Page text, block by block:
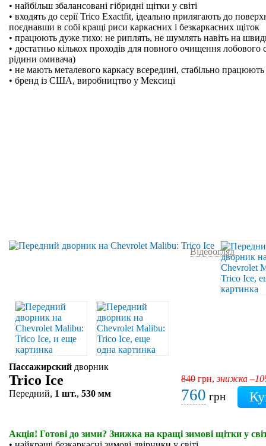
• найбільш збалансовані гібридні щітки у світі
• входять до серії Trico Exactfit, ідеально прилягають до
поєднавши в собі кращі риси каркасних і безкаркасних щіток
• працюють дуже тихо: не риплять, не шумлять навіть на
• достатньо кількох проходів для повного очищення лобового
рідини омивача)
• не мають металевого каркасу всередині, стабільно працюють
• бренд із США, виробництво у Мексиці
Відеоогляд
Пассажирский дворник
Trico Ice
Передний, 1 шт., 530 мм
840 грн,знижка
760 грн
Акція! Готові до зими? Знижка на кращі зимові щітки у